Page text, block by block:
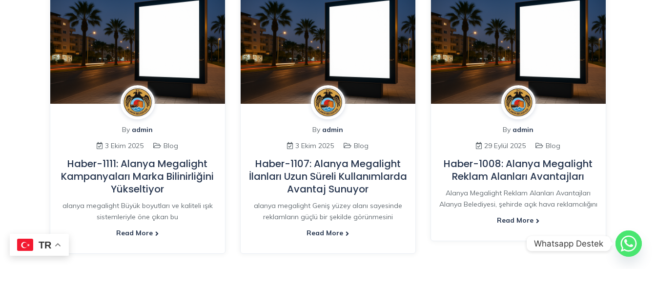
By admin
3 Ekim 2025
Blog
Haber-1111: Alanya Megalight
Kampanyaları Marka Bilinirliğini
Yükseltiyor
alanya megalight Büyük boyutları ve kaliteli ışık
sistemleriyle öne çıkan bu
Read More
By admin
3 Ekim 2025
Blog
Haber-1107: Alanya Megalight
İlanları Uzun Süreli Kullanımlarda
Avantaj Sunuyor
alanya megalight Geniş yüzey alanı sayesinde
reklamların güçlü bir şekilde görünmesini
Read More
By admin
29 Eylül 2025
Blog
Haber-1008: Alanya Megalight
Reklam Alanları Avantajları
Alanya Megalight Reklam Alanları Avantajları
Alanya Belediyesi, şehirde açık hava reklamcılığını
Read More
TR Whatsapp Destek